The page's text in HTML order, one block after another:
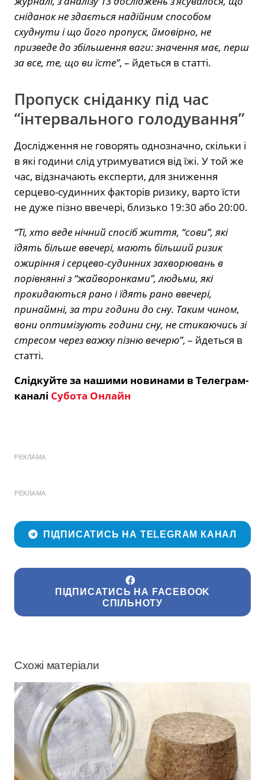
сніданок не здається надійним способом
схуднути і що його пропуск, ймовірно, не
призведе до збільшення ваги: значення має, перш
за все, те, що ви їсте”, – йдеться в статті.
Пропуск сніданку під час
“інтервального голодування”
Дослідження не говорять однозначно, скільки і
в які години слід утримуватися від їжі. У той же
час, відзначають експерти, для зниження
серцево-судинних факторів ризику, варто їсти
не дуже пізно ввечері, близько 19:30 або 20:00.
“Ті, хто веде нічний спосіб життя, “сови”, які
їдять більше ввечері, мають більший ризик
ожиріння і серцево-судинних захворювань в
порівнянні з “жайворонками”, людьми, які
прокидаються рано і їдять рано ввечері,
принаймні, за три години до сну. Таким чином,
вони оптимізують години сну, не стикаючись зі
стресом через важку пізню вечерю”, – йдеться в
статті.
Слідкуйте за нашими новинами в Телеграм-
каналі Субота Онлайн
РЕКЛАМА
РЕКЛАМА
ПІДПИСАТИСЬ НА TELEGRAM КАНАЛ
ПІДПИСАТИСЬ НА FACEBOOK
СПІЛЬНОТУ
Схожі матеріали